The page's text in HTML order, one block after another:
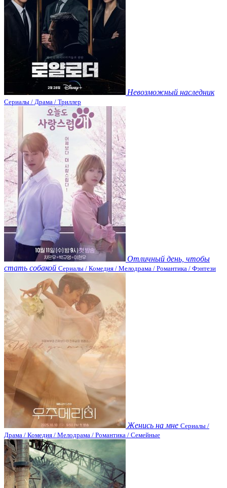
Невозможный наследник
Сериалы / Драма / Триллер
Отличный день, чтобы
стать собакой Сериалы / Комедия / Мелодрама / Романтика / Фэнтези
Женись на мне Сериалы /
Драма / Комедия / Мелодрама / Романтика / Семейные